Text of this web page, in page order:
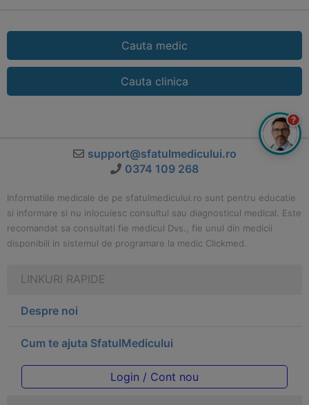
Cauta medic
Cauta clinica
support@sfatulmedicului.ro
0374 109 268
Informatiile medicale de pe sfatulmedicului.ro sunt pentru educatie
si informare si nu inlocuiesc consultul sau diagnosticul medical. Este
recomandat sa consultati fie medicul Dvs., fie unul din medicii
disponibili in sistemul de programare la medic Clickmed.
LINKURI RAPIDE
Despre noi
Cum te ajuta SfatulMedicului
Login / Cont nou
?